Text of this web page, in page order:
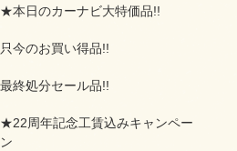
★本日のカーナビ大特価品!!
只今のお買い得品!!
最終処分セール品!!
★22周年記念工賃込みキャンペー
ン